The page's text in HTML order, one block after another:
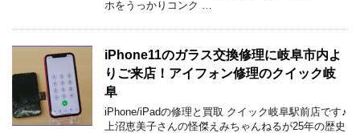
ホをうっかりコンク …
iPhone11のガラス交換修理に岐阜市内よ
りご来店！アイフォン修理のクイック岐
阜
iPhone/iPadの修理と買取 クイック岐阜駅前店です♪
上沼恵美子さんの怪傑えみちゃんねるが25年の歴史